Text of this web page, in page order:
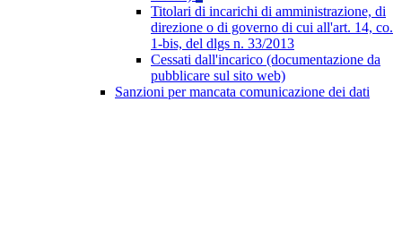
Titolari di incarichi di amministrazione, di
direzione o di governo di cui all'art. 14, co.
1-bis, del dlgs n. 33/2013
Cessati dall'incarico (documentazione da
pubblicare sul sito web)
Sanzioni per mancata comunicazione dei dati